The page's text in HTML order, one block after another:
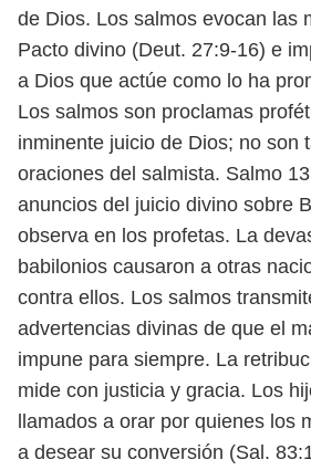
de Dios. Los salmos evocan las
Pacto divino (Deut. 27:9-16) e
a Dios que actúe como lo ha
Los salmos son proclamas
inminente juicio de Dios; no son
oraciones del salmista. Salmo
anuncios del juicio divino sobre
observa en los profetas. La
babilonios causaron a otras
contra ellos. Los salmos trans
advertencias divinas de que el
impune para siempre. La
mide con justicia y gracia. Los
llamados a orar por quienes los
a desear su conversión (Sal.